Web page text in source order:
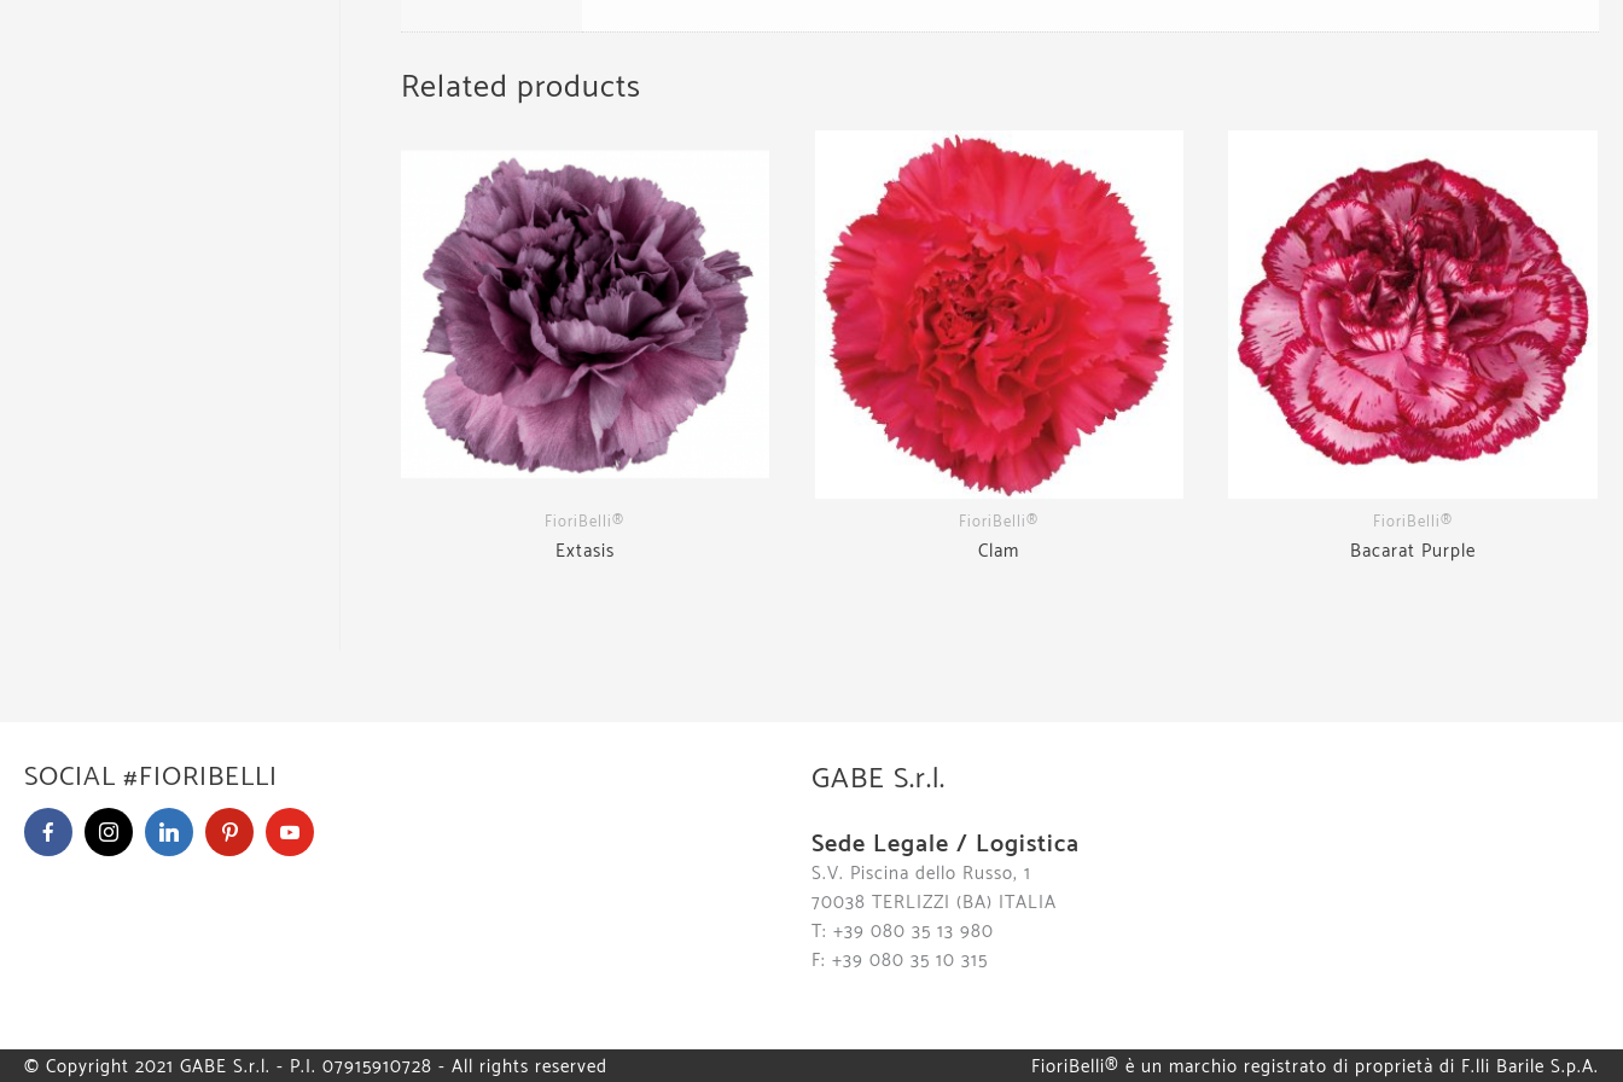
Related products
FioriBelli®
Extasis
FioriBelli®
Clam
FioriBelli®
Bacarat Purple
SOCIAL #FIORIBELLI GABE S.r.l.
Sede Legale / Logistica
S.V. Piscina dello Russo, 1
70038 TERLIZZI (BA) ITALIA
T: +39 080 35 13 980
F: +39 080 35 10 315
© Copyright 2021 GABE S.r.l. - P.I. 07915910728 - All rights reserved FioriBelli® è un marchio registrato di proprietà di F.lli Barile S.p.A.